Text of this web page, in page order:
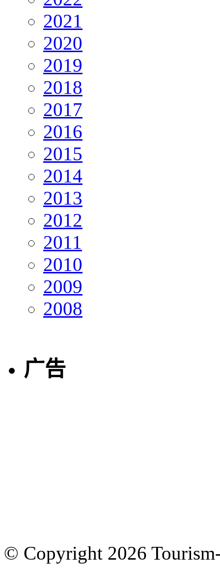
2021
2020
2019
2018
2017
2016
2015
2014
2013
2012
2011
2010
2009
2008
广告
© Copyright 2026